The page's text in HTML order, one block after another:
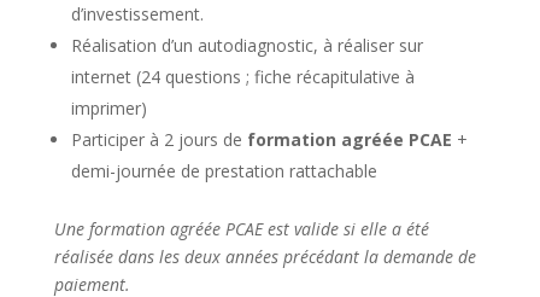
d’investissement.
Réalisation d’un autodiagnostic, à réaliser sur
internet (24 questions ; fiche récapitulative à
imprimer)
Participer à 2 jours de formation agréée PCAE +
demi-journée de prestation rattachable
Une formation agréée PCAE est valide si elle a été
réalisée dans les deux années précédant la demande de
paiement.